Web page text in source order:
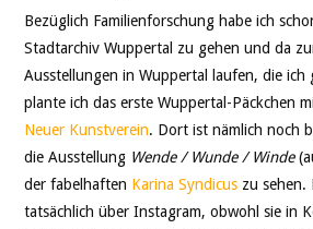
Bezüglich Familienforschung habe ich
Stadtarchiv Wuppertal zu gehen und da
Ausstellungen in Wuppertal laufen, die ich
plante ich das erste Wuppertal-Päckchen
Neuer Kunstverein. Dort ist nämlich noch
die Ausstellung Wende / Wunde / Winde
der fabelhaften Karina Syndicus zu sehen.
tatsächlich über Instagram, obwohl sie in